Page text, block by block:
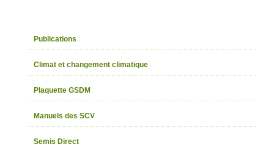
Publications
Climat et changement climatique
Plaquette GSDM
Manuels des SCV
Semis Direct